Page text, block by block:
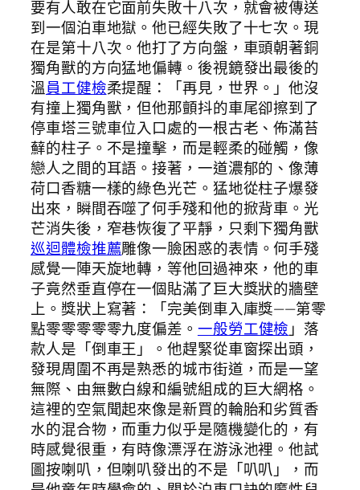
要有人敢在它面前失敗十八次，就會被傳送
到一個泊車地獄。他已經失敗了十七次。現
在是第十八次。他打了方向盤，車頭朝著銅
獨角獸的方向猛地偏轉。後視鏡發出最後的
溫員工健檢柔提醒：「再見，世界。」他沒
有撞上獨角獸，但他那顫抖的車尾卻擦到了
停車塔三號車位入口處的一根古老、佈滿苔
蘚的柱子。不是撞擊，而是輕柔的碰觸，像
戀人之間的耳語。接著，一道濃郁的、像薄
荷口香糖一樣的綠色光芒。猛地從柱子爆發
出來，瞬間吞噬了何手殘和他的掀背車。光
芒消失後，窄巷恢復了平靜，只剩下獨角獸
巡迴體檢推薦雕像一臉困惑的表情。何手殘
感覺一陣天旋地轉，等他回過神來，他的車
子竟然垂直停在一個貼滿了巨大獎狀的牆壁
上。獎狀上寫著：「完美倒車入庫獎——第零
點零零零零零九度偏差。 一般勞工健檢 」落
款人是「倒車王」。他趕緊從車窗探出頭，
發現周圍不再是熟悉的城市街道，而是一望
無際、由無數白線和編號組成的巨大網格。
這裡的空氣聞起來像是新買的輪胎和劣質香
水的混合物，而重力似乎是隨機變化的，有
時感覺很重，有時像漂浮在游泳池裡。他試
圖按喇叭，但喇叭發出的不是「叭叭」，而